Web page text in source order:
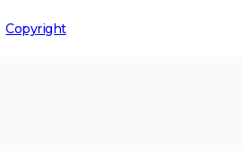
Copyright